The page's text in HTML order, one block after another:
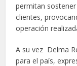
permitan
clientes,
operación
A su vez Delma
para el país,